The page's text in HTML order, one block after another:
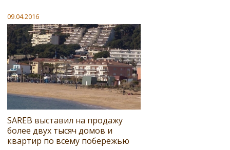
09.04.2016
SAREB выставил на продажу
более двух тысяч домов и
квартир по всему побережью